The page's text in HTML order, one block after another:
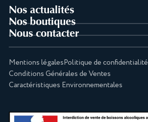
Nos actualités
Nos boutiques
Nous contacter
Mentions légalesPolitique de confidentialité
Conditions Générales de Ventes
Caractéristiques Environnementales